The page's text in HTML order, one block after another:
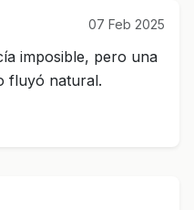
07 Feb 2025
imposible, pero una
fluyó natural.